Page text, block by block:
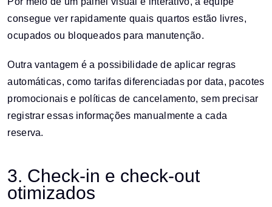
consegue ver rapidamente quais quartos estão livres,
ocupados ou bloqueados para manutenção.
Outra vantagem é a possibilidade de aplicar regras
automáticas, como tarifas diferenciadas por data, pacotes
promocionais e políticas de cancelamento, sem precisar
registrar essas informações manualmente a cada
reserva.
3. Check-in e check-out
otimizados